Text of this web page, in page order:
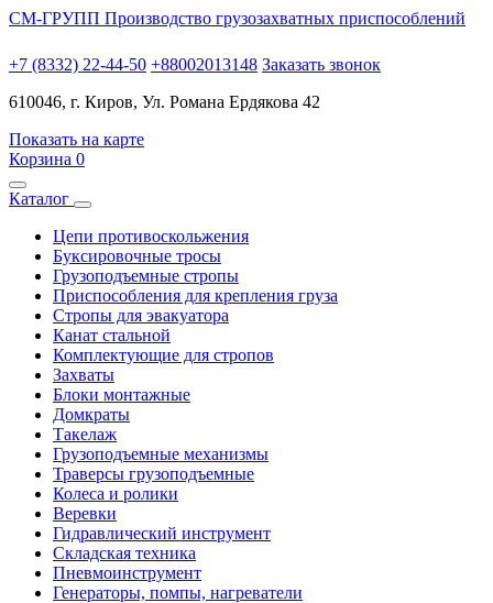
СМ-ГРУПП Производство грузозахватных приспособлений
+7 (8332) 22-44-50 +88002013148 Заказать звонок
610046, г. Киров, Ул. Романа Ердякова 42
Показать на карте
Корзина 0
Каталог
Цепи противоскольжения
Буксировочные тросы
Грузоподъемные стропы
Приспособления для крепления груза
Стропы для эвакуатора
Канат стальной
Комплектующие для стропов
Захваты
Блоки монтажные
Домкраты
Такелаж
Грузоподъемные механизмы
Траверсы грузоподъемные
Колеса и ролики
Веревки
Гидравлический инструмент
Складская техника
Пневмоинструмент
Генераторы, помпы, нагреватели